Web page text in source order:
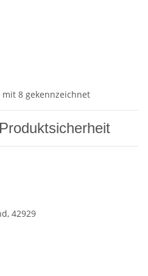
8 gekennzeichnet
42929